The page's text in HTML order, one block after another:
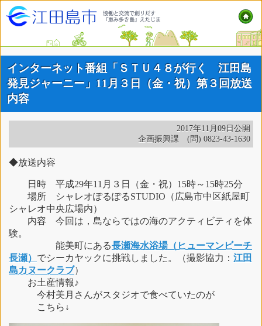
インターネット番組「ＳＴＵ４８が行く 江田島
発見ジャーニー」11月３日（金・祝）第３回放送
内容
2017年11月09日公開
企画振興課 (問) 0823-43-1630
◆放送内容
日時 平成29年11月３日（金・祝）15時～15時25分
場所 シャレオぽるぽるSTUDIO（広島市中区紙屋町
シャレオ中央広場内）
内容 今回は，島ならではの海のアクティビティを体
験。
能美町にある長瀬海水浴場（ヒューマンビーチ
長瀬） でシーカヤックに挑戦しました。（撮影協力： 江田
島カヌークラブ）
お土産情報♪
今村美月さんがスタジオで食べていたのが
こちら↓